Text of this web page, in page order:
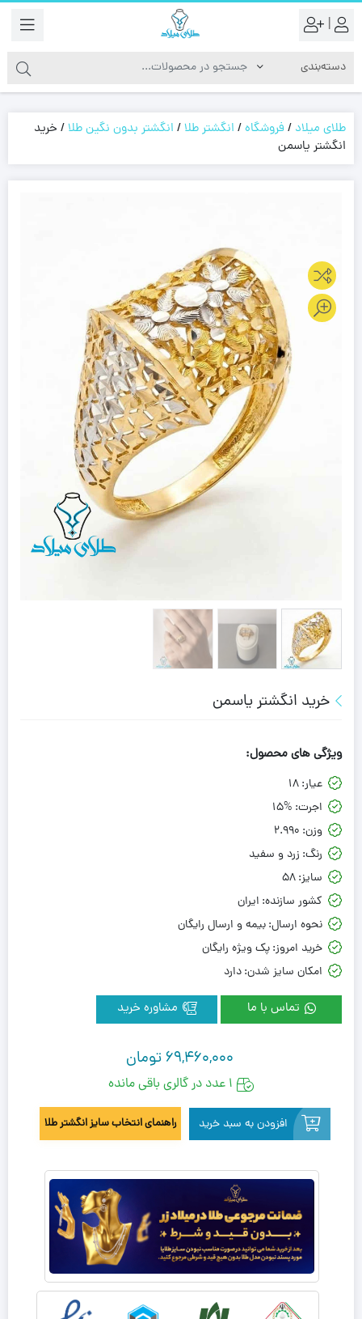
|
طلای میلاد /فروشگاه/ انگشتر طلا/ انگشتر بدون نگین طلا/ خرید
انگشتر یاسمن
خرید انگشتر یاسمن
ویژگی های محصول:
عیار:18
اجرت: 15%
وزن: 2.990
رنگ: زرد و سفید
سایز:58
کشور سازنده: ایران
نحوه ارسال:بیمه و ارسال رایگان
خرید امروز:پک ویژه رایگان
امکان سایز شدن:دارد
تماس با ما
69,460,000 تومان
1 عدد در گالری باقی مانده
افزودن به سبد خرید راهنمای انتخاب سایز انگشتر طلا